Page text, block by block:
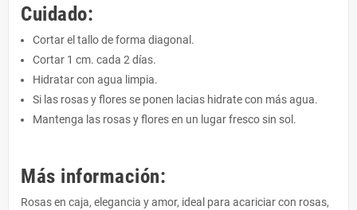
Cuidado:
Cortar el tallo de forma diagonal.
Cortar 1 cm. cada 2 días.
Hidratar con agua limpia.
Si las rosas y flores se ponen lacias hidrate con más agua.
Mantenga las rosas y flores en un lugar fresco sin sol.
Más información:
Rosas en caja, elegancia y amor, ideal para acariciar con rosas,